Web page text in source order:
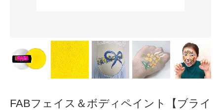
FABフェイス＆ボディペイント【ブライ